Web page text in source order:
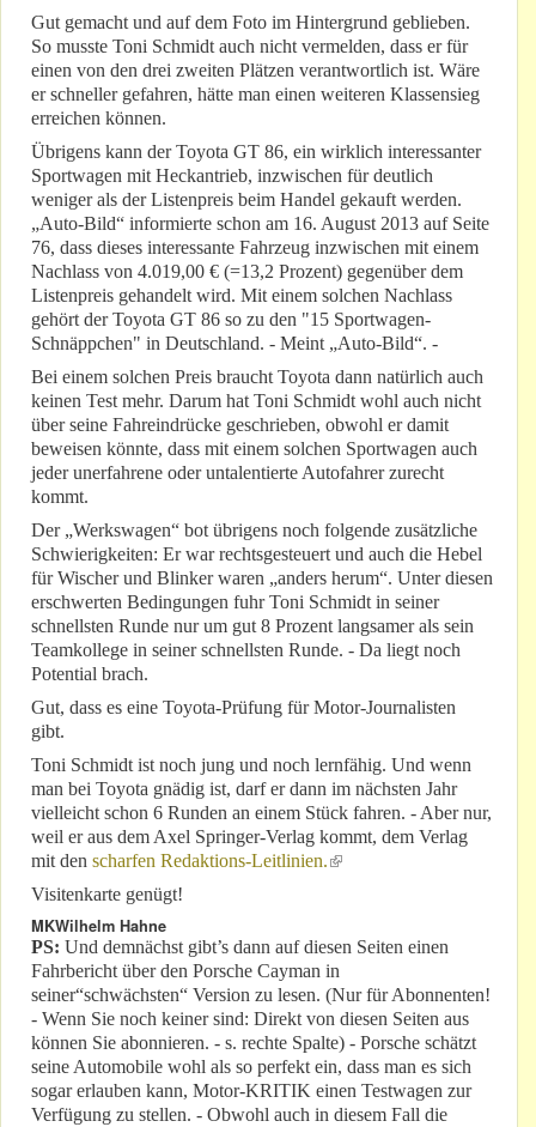
Gut gemacht und auf dem Foto im Hintergrund geblieben.
So musste Toni Schmidt auch nicht vermelden, dass er für
einen von den drei zweiten Plätzen verantwortlich ist. Wäre
er schneller gefahren, hätte man einen weiteren Klassensieg
erreichen können.
Übrigens kann der Toyota GT 86, ein wirklich interessanter
Sportwagen mit Heckantrieb, inzwischen für deutlich
weniger als der Listenpreis beim Handel gekauft werden.
„Auto-Bild“ informierte schon am 16. August 2013 auf Seite
76, dass dieses interessante Fahrzeug inzwischen mit einem
Nachlass von 4.019,00 € (=13,2 Prozent) gegenüber dem
Listenpreis gehandelt wird. Mit einem solchen Nachlass
gehört der Toyota GT 86 so zu den "15 Sportwagen-
Schnäppchen" in Deutschland. - Meint „Auto-Bild“. -
Bei einem solchen Preis braucht Toyota dann natürlich auch
keinen Test mehr. Darum hat Toni Schmidt wohl auch nicht
über seine Fahreindrücke geschrieben, obwohl er damit
beweisen könnte, dass mit einem solchen Sportwagen auch
jeder unerfahrene oder untalentierte Autofahrer zurecht
kommt.
Der „Werkswagen“ bot übrigens noch folgende zusätzliche
Schwierigkeiten: Er war rechtsgesteuert und auch die Hebel
für Wischer und Blinker waren „anders herum“. Unter diesen
erschwerten Bedingungen fuhr Toni Schmidt in seiner
schnellsten Runde nur um gut 8 Prozent langsamer als sein
Teamkollege in seiner schnellsten Runde. - Da liegt noch
Potential brach.
Gut, dass es eine Toyota-Prüfung für Motor-Journalisten
gibt.
Toni Schmidt ist noch jung und noch lernfähig. Und wenn
man bei Toyota gnädig ist, darf er dann im nächsten Jahr
vielleicht schon 6 Runden an einem Stück fahren. - Aber nur,
weil er aus dem Axel Springer-Verlag kommt, dem Verlag
mit den scharfen Redaktions-Leitlinien.(link is external)
Visitenkarte genügt!
MKWilhelm Hahne
PS: Und demnächst gibt’s dann auf diesen Seiten einen
Fahrbericht über den Porsche Cayman in
seiner“schwächsten“ Version zu lesen. (Nur für Abonnenten!
- Wenn Sie noch keiner sind: Direkt von diesen Seiten aus
können Sie abonnieren. - s. rechte Spalte) - Porsche schätzt
seine Automobile wohl als so perfekt ein, dass man es sich
sogar erlauben kann, Motor-KRITIK einen Testwagen zur
Verfügung zu stellen. - Obwohl auch in diesem Fall die